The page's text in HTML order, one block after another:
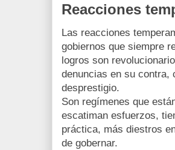
Reacciones
Las reacciones
gobiernos que siempre
logros son
denuncias en su contra,
desprestigio.
Son regímenes que
escatiman esfuerzos,
práctica, más diestros
de gobernar.